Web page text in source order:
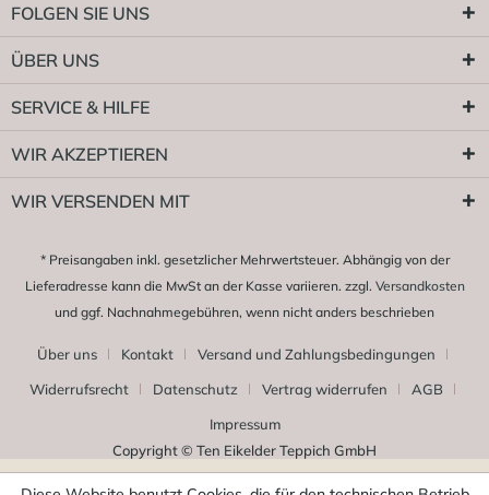
FOLGEN SIE UNS
ÜBER UNS
SERVICE & HILFE
WIR AKZEPTIEREN
WIR VERSENDEN MIT
* Preisangaben inkl. gesetzlicher Mehrwertsteuer. Abhängig von der
Lieferadresse kann die MwSt an der Kasse variieren. zzgl. Versandkosten
und ggf. Nachnahmegebühren, wenn nicht anders beschrieben
Über uns Kontakt
Versand und Zahlungsbedingungen
Widerrufsrecht
Datenschutz Vertrag widerrufen
AGB
Impressum
Copyright © Ten Eikelder Teppich GmbH